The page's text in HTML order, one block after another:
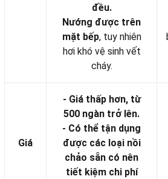
đều.
Nướng được trên
mặt bếp, tuy nhiên
hơi khó vệ sinh vết
cháy.
Giá
- Giá thấp hơn, từ
500 ngàn trở lên.
- Có thể tận dụng
được các loại nồi
chảo sẵn có nên
tiết kiệm chi phí